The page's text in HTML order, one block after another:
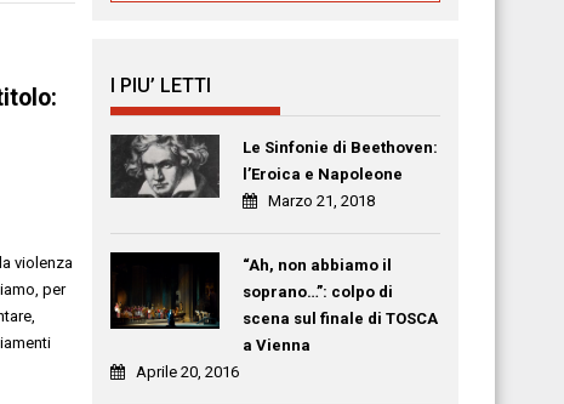
violenza
per
I PIU’ LETTI
Le Sinfonie di Beethoven:
l’Eroica e Napoleone
Marzo 21, 2018
“Ah, non abbiamo il
soprano…”: colpo di
scena sul finale di TOSCA
a Vienna
Aprile 20, 2016